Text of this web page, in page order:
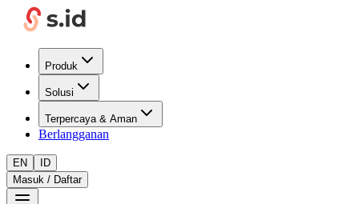
Produk
Solusi
Terpercaya & Aman
Berlangganan
EN
ID
Masuk / Daftar